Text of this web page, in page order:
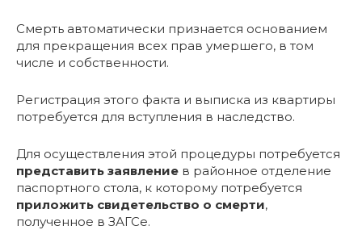
Смерть автоматически признается основанием
для прекращения всех прав умершего, в том
числе и собственности.
Регистрация этого факта и выписка из квартиры
потребуется для вступления в наследство.
Для осуществления этой процедуры потребуется
представить заявление в районное отделение
паспортного стола, к которому потребуется
приложить свидетельство о смерти,
полученное в ЗАГСе.